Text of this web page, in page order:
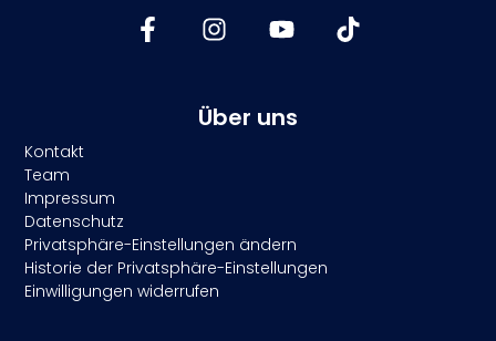
Über uns
Kontakt
Team
Impressum
Datenschutz
Privatsphäre-Einstellungen ändern
Historie der Privatsphäre-Einstellungen
Einwilligungen widerrufen